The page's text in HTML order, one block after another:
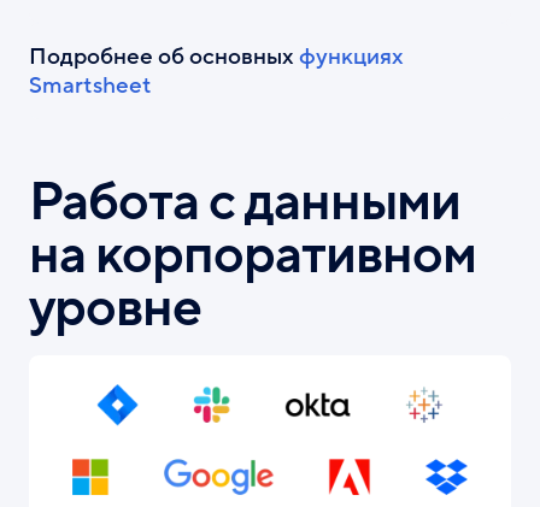
Подробнее об основныхфункциях
Smartsheet
Работа с данными
на корпоративном
уровне